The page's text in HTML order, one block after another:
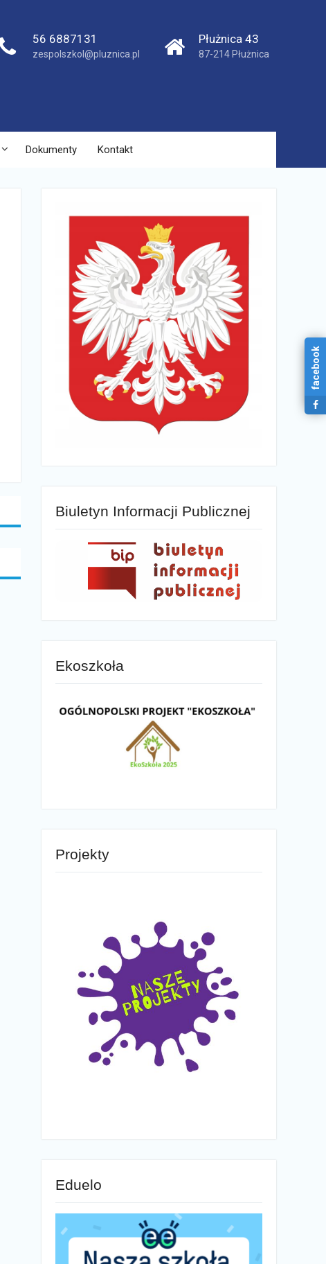
56 6887131
zespolszkol@pluznica.pl
Płużnica 43
87-214 Płużnica
Dokumenty Kontakt
Biuletyn Informacji Publicznej
Ekoszkoła
Projekty
Eduelo
facebook